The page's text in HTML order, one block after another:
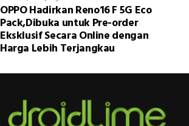
OPPO Hadirkan Reno16 F 5G Eco
Pack,Dibuka untuk Pre-order
Eksklusif Secara Online dengan
Harga Lebih Terjangkau